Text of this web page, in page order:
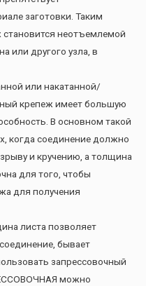
заготовки. Таким
неотъемлемой
или другого узла, в
или накатанной/
крепеж имеет большую
В основном такой
когда соединение должно
и кручению, а толщина
для того, чтобы
для получения
листа позволяет
бывает
запрессовочный
можно